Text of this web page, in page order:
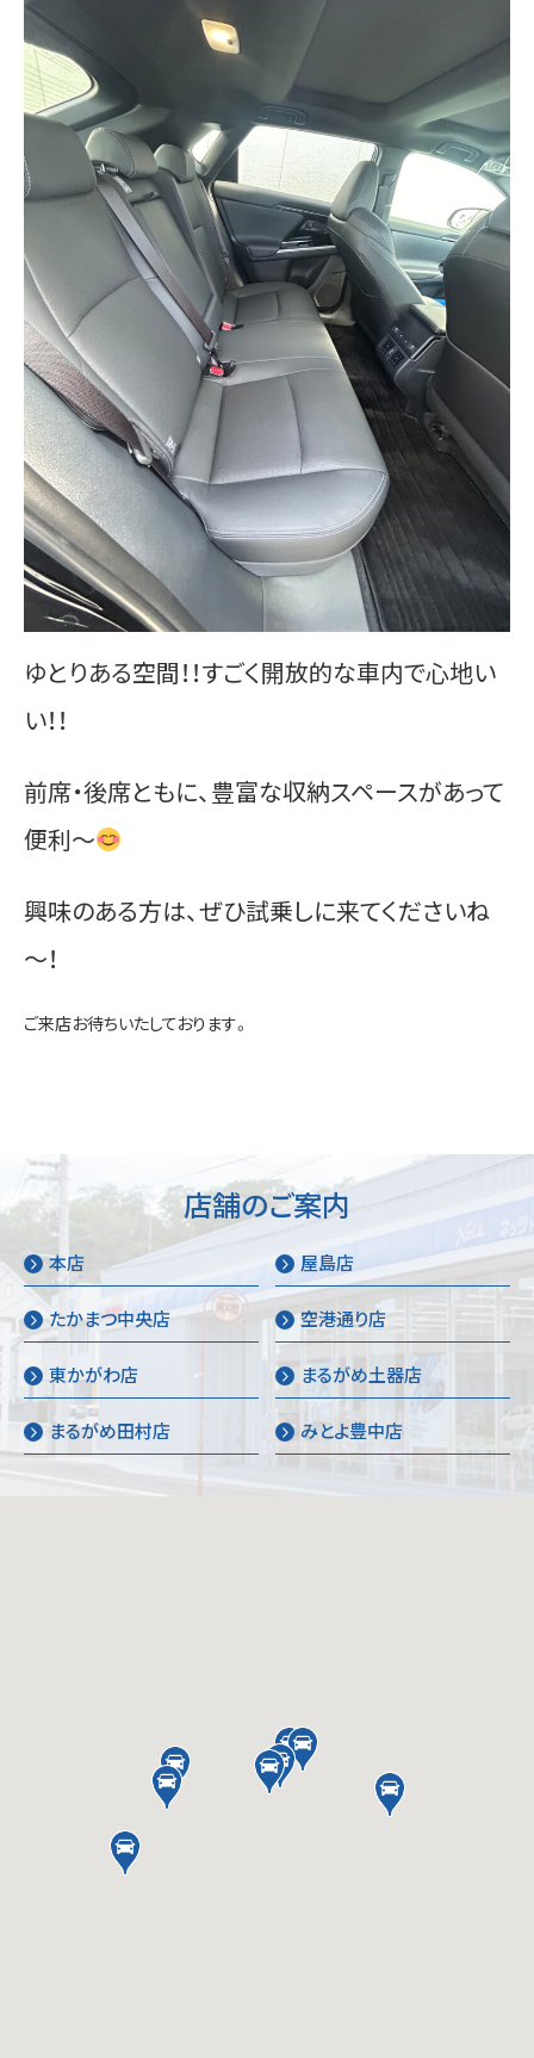
ゆとりある空間！！すごく開放的な車内で心地い
い！！
前席・後席ともに、豊富な収納スペースがあって
便利～
興味のある方は、ぜひ試乗しに来てくださいね
～！
ご来店お待ちいたしております。
店舗のご案内
本店 屋島店
たかまつ中央店 空港通り店
東かがわ店 まるがめ土器店
まるがめ田村店 みとよ豊中店